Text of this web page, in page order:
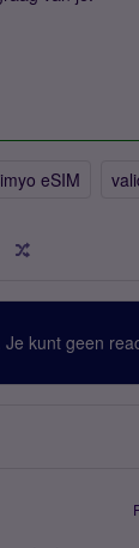
eSIM
kunt geen